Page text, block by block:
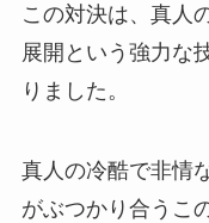
この対決は、真人
展開という強力な
りました。
真人の冷酷で非情
がぶつかり合うこ